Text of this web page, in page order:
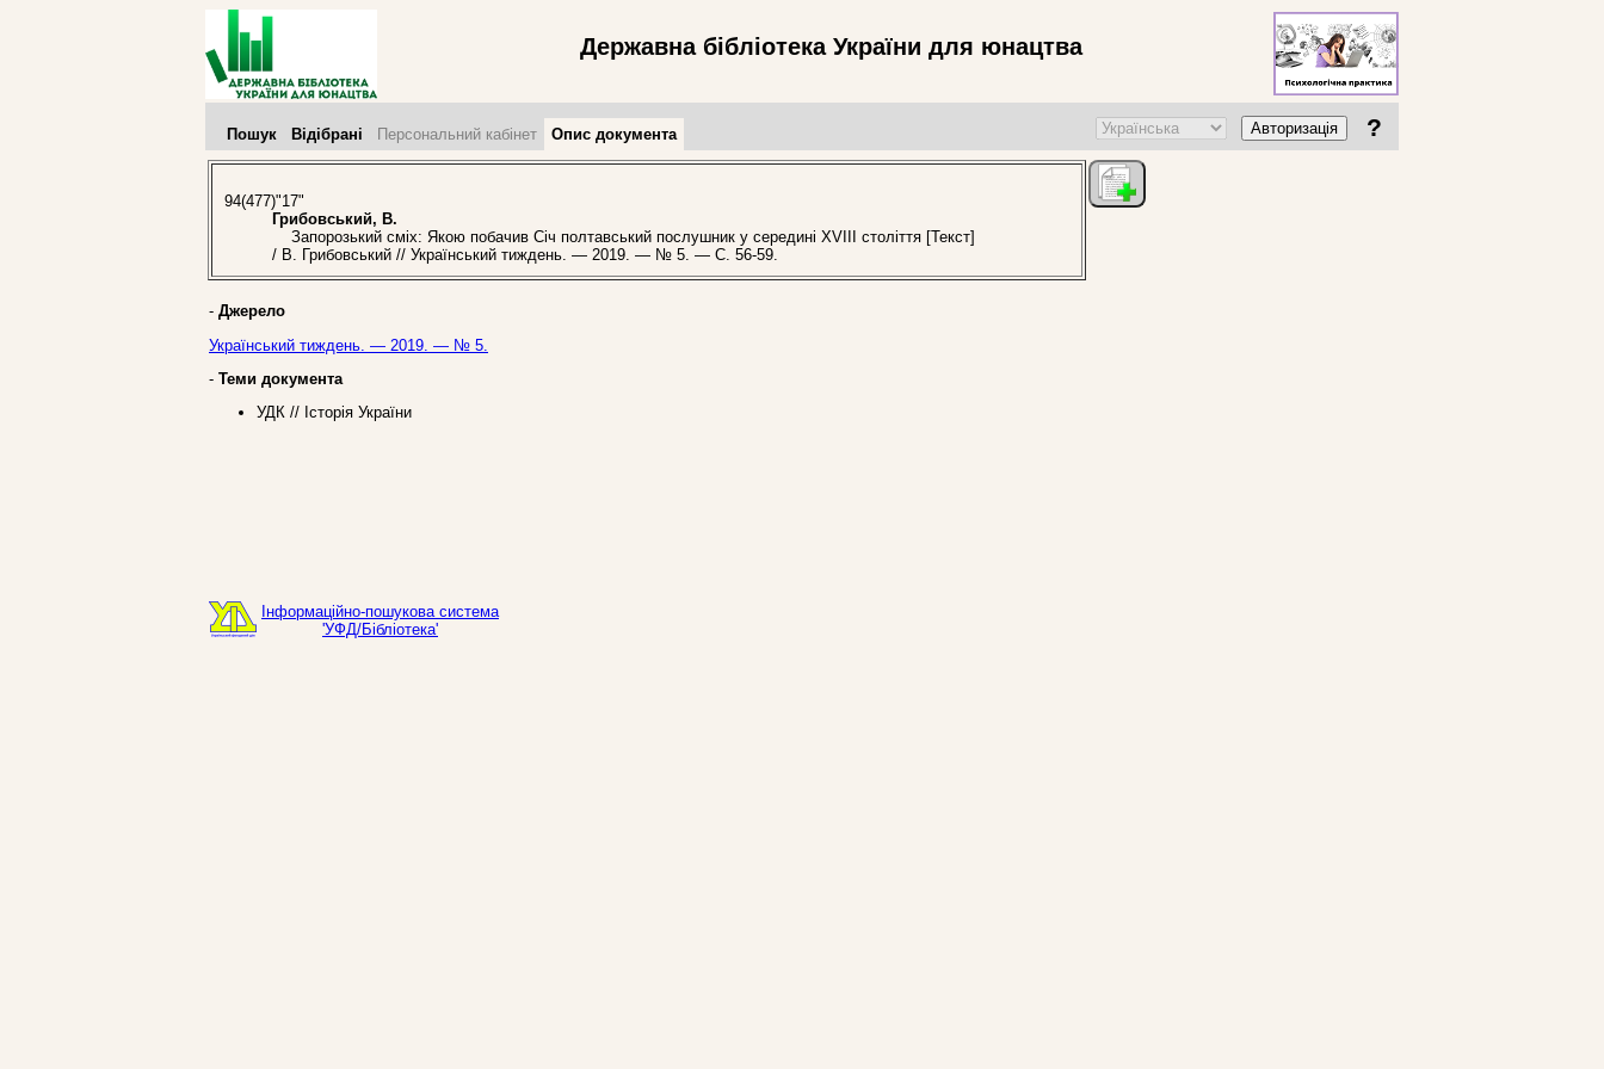
Державна бібліотека України для юнацтва
Пошук Відібрані Персональний кабінет Опис документа Авторизація ?
94(477)"17"
Грибовський, В.
Запорозький сміх: Якою побачив Січ полтавський послушник у середині ХVІІІ століття [Текст]
/ В. Грибовський // Український тиждень. — 2019. — № 5. — С. 56-59.
- Джерело
Український тиждень. — 2019. — № 5.
- Теми документа
УДК // Історія України
Інформаційно-пошукова система
'УФД/Бібліотека'